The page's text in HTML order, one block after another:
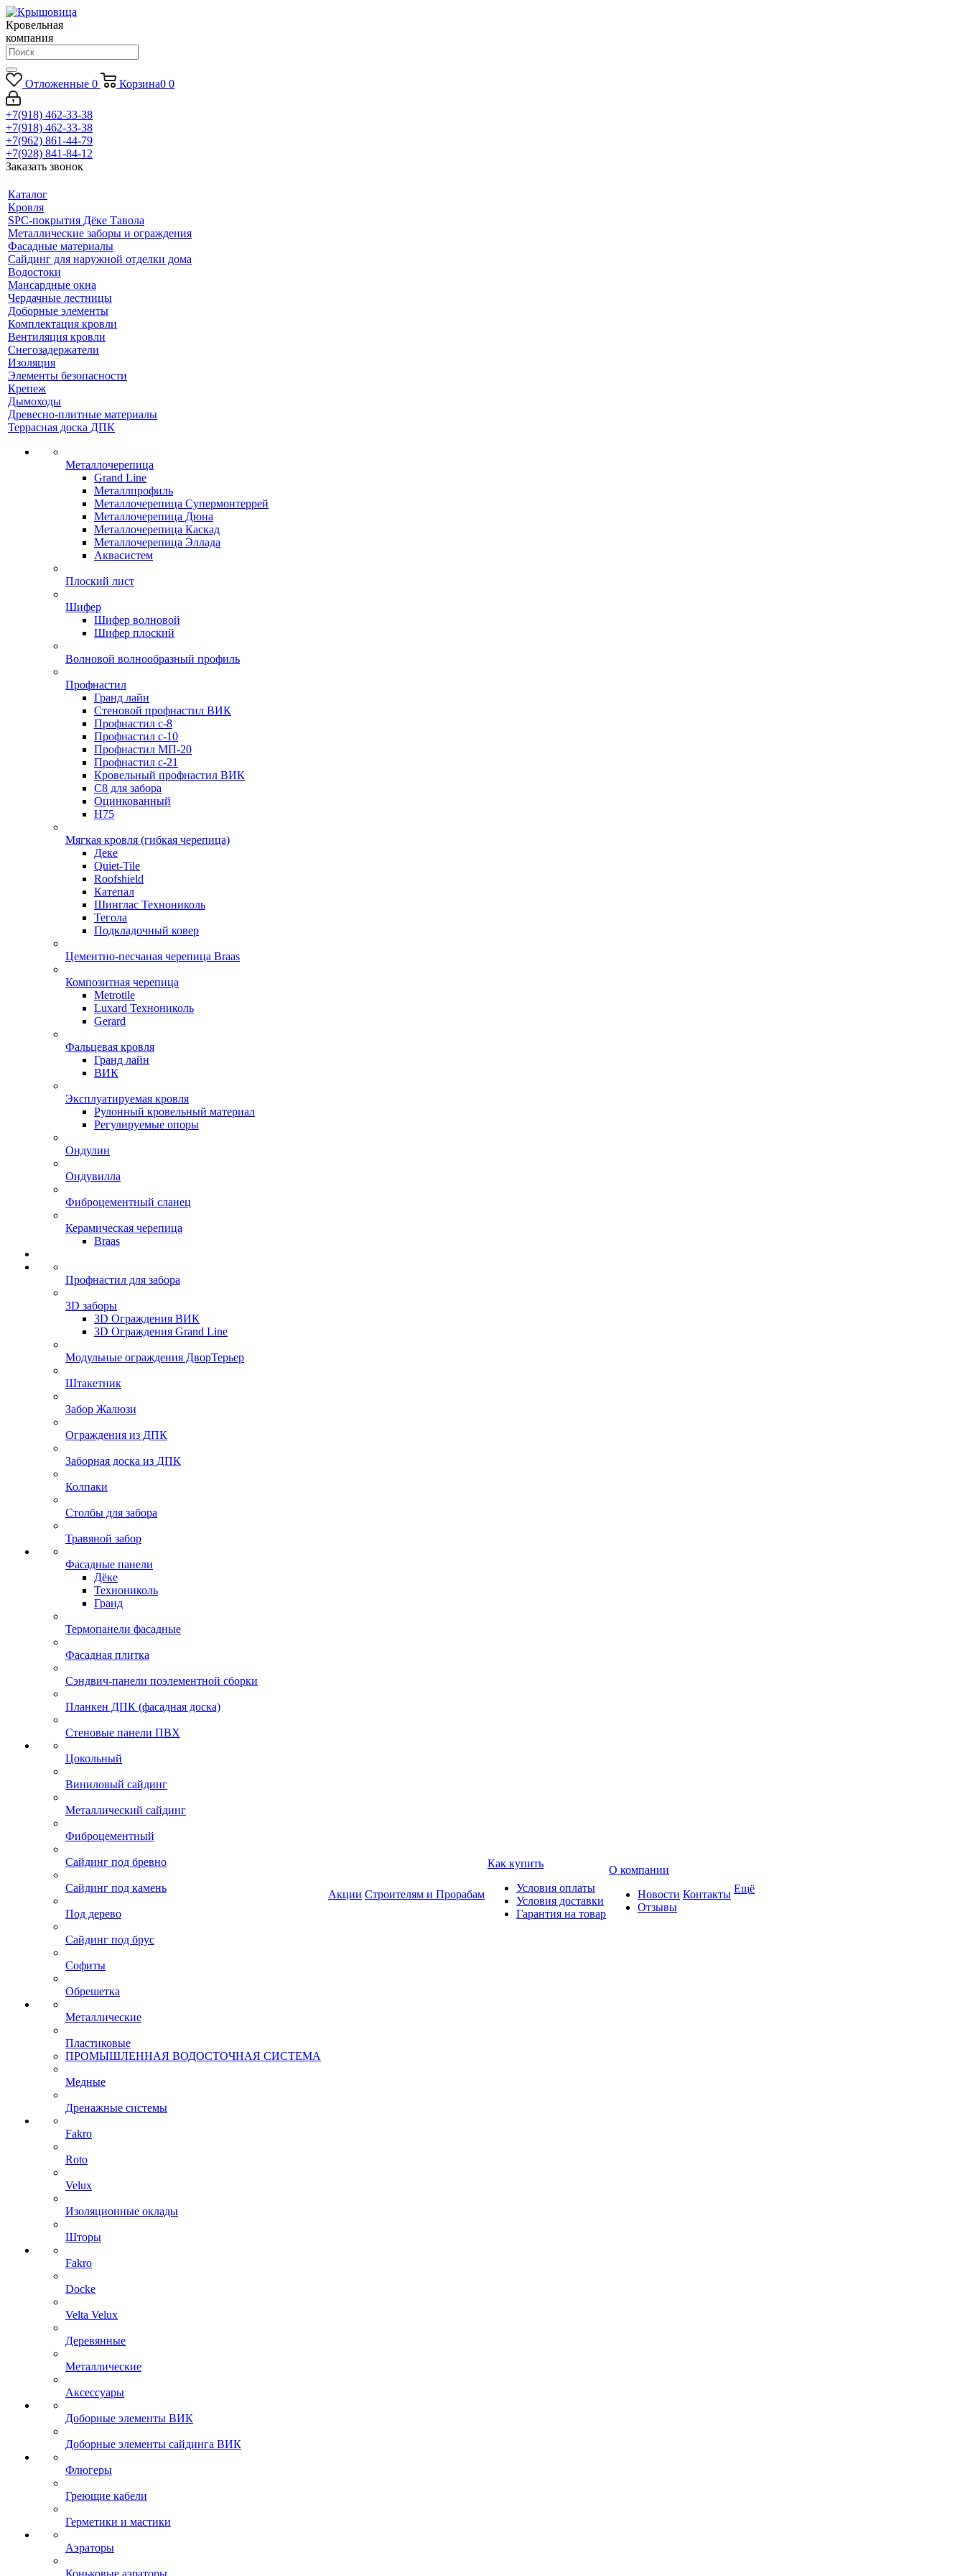
Кровельная
компания
Отложенные 0 Корзина0 0
+7(918) 462-33-38
+7(918) 462-33-38
+7(962) 861-44-79
+7(928) 841-84-12
Заказать звонок
Каталог
Кровля
SPC-покрытия Дёке Тавола
Металлические заборы и ограждения
Фасадные материалы
Сайдинг для наружной отделки дома
Водостоки
Мансардные окна
Чердачные лестницы
Доборные элементы
Комплектация кровли
Вентиляция кровли
Снегозадержатели
Изоляция
Элементы безопасности
Крепеж
Дымоходы
Древесно-плитные материалы
Террасная доска ДПК
Металлочерепица
Grand Line
Металлпрофиль
Металлочерепица Супермонтеррей
Металлочерепица Дюна
Металлочерепица Каскад
Металлочерепица Эллада
Аквасистем
Плоский лист
Шифер
Шифер волновой
Шифер плоский
Волновой волнообразный профиль
Профнастил
Гранд лайн
Стеновой профнастил ВИК
Профнастил с-8
Профнастил с-10
Профнастил МП-20
Профнастил с-21
Кровельный профнастил ВИК
С8 для забора
Оцинкованный
Н75
Мягкая кровля (гибкая черепица)
Деке
Quiet-Tile
Roofshield
Катепал
Шинглас Технониколь
Тегола
Подкладочный ковер
Цементно-песчаная черепица Braas
Композитная черепица
Metrotile
Luxard Технониколь
Gerard
Фальцевая кровля
Гранд лайн
ВИК
Эксплуатируемая кровля
Рулонный кровельный материал
Регулируемые опоры
Ондулин
Ондувилла
Фиброцементный сланец
Керамическая черепица
Braas
Профнастил для забора
3D заборы
3D Ограждения ВИК
3D Ограждения Grand Line
Модульные ограждения ДворТерьер
Штакетник
Забор Жалюзи
Ограждения из ДПК
Заборная доска из ДПК
Колпаки
Столбы для забора
Травяной забор
Фасадные панели
Дёке
Технониколь
Гранд
Термопанели фасадные
Фасадная плитка
Сэндвич-панели поэлементной сборки
Планкен ДПК (фасадная доска)
Стеновые панели ПВХ
Цокольный
Виниловый сайдинг
Металлический сайдинг
Фиброцементный
Сайдинг под бревно
Сайдинг под камень
Под дерево
Сайдинг под брус
Софиты
Обрешетка
Металлические
Пластиковые
ПРОМЫШЛЕННАЯ ВОДОСТОЧНАЯ СИСТЕМА
Медные
Дренажные системы
Fakro
Roto
Velux
Изоляционные оклады
Шторы
Fakro
Docke
Velta Velux
Деревянные
Металлические
Аксессуары
Доборные элементы ВИК
Доборные элементы сайдинга ВИК
Флюгеры
Греющие кабели
Герметики и мастики
Аэраторы
Коньковые аэраторы
Акции Строителям и Прорабам
Как купить
Условия оплаты
Условия доставки
Гарантия на товар
О компании
Новости
Отзывы
Контакты Ещё